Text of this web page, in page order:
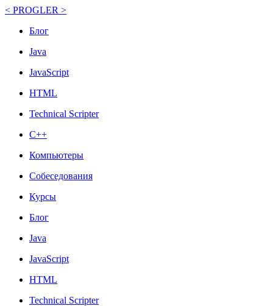
< PROGLER >
Блог
Java
JavaScript
HTML
Technical Scripter
C++
Компьютеры
Собеседования
Курсы
Блог
Java
JavaScript
HTML
Technical Scripter